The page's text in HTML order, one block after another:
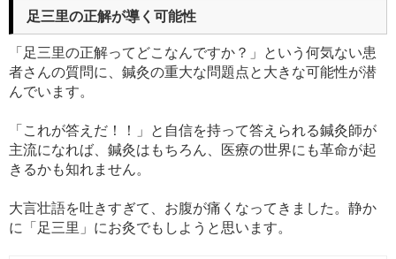
足三里の正解が導く可能性
「足三里の正解ってどこなんですか？」という何気ない患
者さんの質問に、鍼灸の重大な問題点と大きな可能性が潜
んでいます。
「これが答えだ！！」と自信を持って答えられる鍼灸師が
主流になれば、鍼灸はもちろん、医療の世界にも革命が起
きるかも知れません。
大言壮語を吐きすぎて、お腹が痛くなってきました。静か
に「足三里」にお灸でもしようと思います。